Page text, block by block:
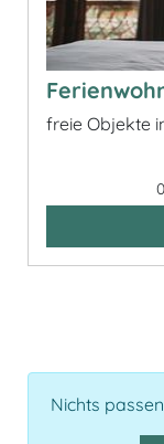
freie Objekte
Nichts